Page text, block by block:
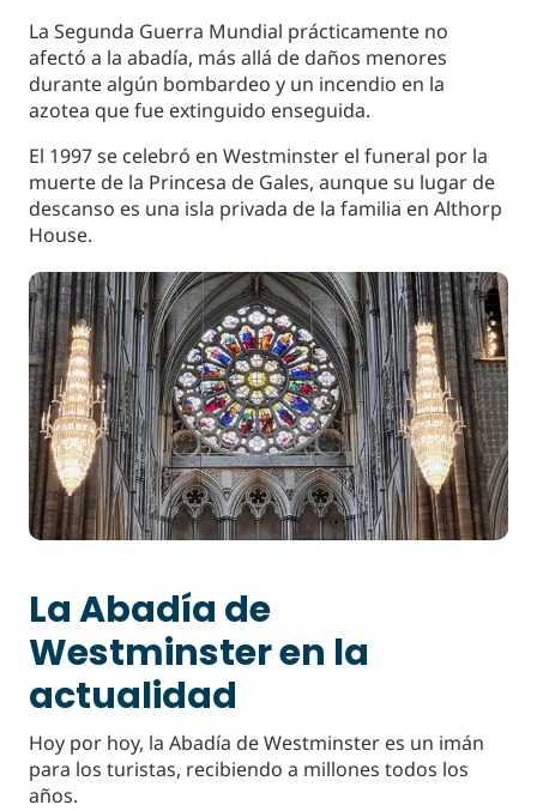
La Segunda Guerra Mundial prácticamente no
afectó a la abadía, más allá de daños menores
durante algún bombardeo y un incendio en la
azotea que fue extinguido enseguida.
El 1997 se celebró en Westminster el funeral por la
muerte de la Princesa de Gales, aunque su lugar de
descanso es una isla privada de la familia en Althorp
House.
La Abadía de
Westminster en la
actualidad
Hoy por hoy, la Abadía de Westminster es un imán
para los turistas, recibiendo a millones todos los
años.